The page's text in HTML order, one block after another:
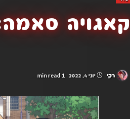
רקי יוני 4, 2022 1 min read